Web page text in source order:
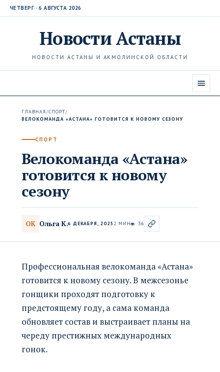
ЧЕТВЕРГ · 6 АВГУСТА 2026
НовостиАстаны
НОВОСТИ АСТАНЫ И АКМОЛИНСКОЙ ОБЛАСТИ
ГЛАВНАЯ/СПОРТ/
ВЕЛОКОМАНДА «АСТАНА» ГОТОВИТСЯ К НОВОМУ СЕЗОНУ
СПОРТ
Велокоманда «Астана»
готовится к новому
сезону
ОК Ольга К.6 ДЕКАБРЯ, 2025 2 МИН👁 36
Профессиональная велокоманда «Астана»
готовится к новому сезону. В межсезонье
гонщики проходят подготовку к
предстоящему году, а сама команда
обновляет состав и выстраивает планы на
череду престижных международных
гонок.